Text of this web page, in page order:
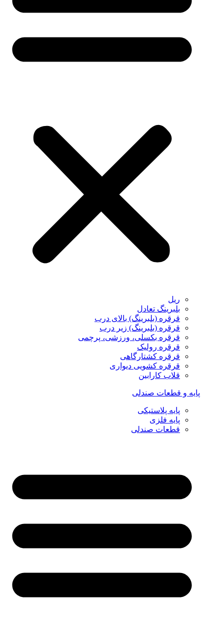
ریل
بلبرینگ تعادل
قرقره (بلبرینگ) بالای درب
قرقره (بلبرینگ) زیر درب
قرقره بکسلی، ورزشی، پرچمی
قرقره رولیک
قرقره کشتارگاهی
قرقره کشویی دیواری
قلاب کارابین
پایه و قطعات صندلی
پایه پلاستیکی
پایه فلزی
قطعات صندلی